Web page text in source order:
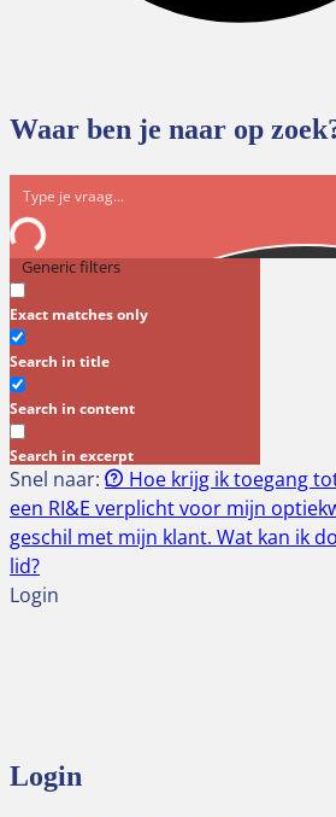
Waar ben je naar op
Generic filters
Exact matches only
Search in title
Search in content
Search in excerpt
Snel naar: Hoe krijg ik toegang
een RI&E verplicht voor mijn
geschil met mijn klant. Wat kan ik
lid?
Login
Login